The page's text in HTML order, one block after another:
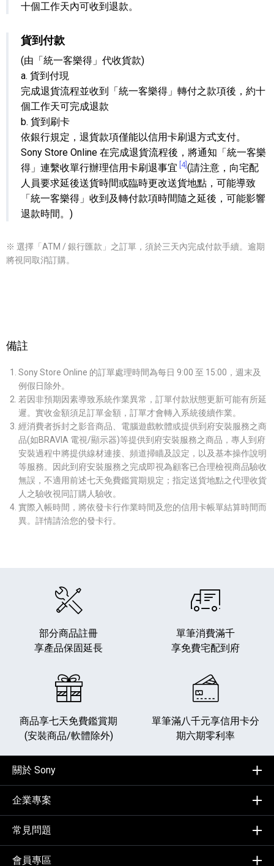
十個工作天內可收到退款。
貨到付款
(由「統一客樂得」代收貨款)
a. 貨到付現
完成退貨流程並收到「統一客樂得」轉付之款項後，約十
個工作天可完成退款
b. 貨到刷卡
依銀行規定，退貨款項僅能以信用卡刷退方式支付。
Sony Store Online 在完成退貨流程後，將通知「統一客樂
得」連繫收單行辦理信用卡刷退事宜 [4](請注意，向宅配
人員要求延後送貨時間或臨時更改送貨地點，可能導致
「統一客樂得」收到及轉付款項時間隨之延後，可能影響
退款時間。)
※ 選擇「ATM / 銀行匯款」之訂單，須於三天內完成付款手續。逾期
將視同取消訂購。
備註
Sony Store Online 的訂單處理時間為每日 9:00 至 15:00，週末及
例假日除外。
若因非預期因素導致系統作業異常，訂單付款狀態更新可能有所延
遲。實收金額須足訂單金額，訂單才會轉入系統後續作業。
經消費者拆封之影音商品、電腦遊戲軟體或提供到府安裝服務之商
品(如BRAVIA 電視/顯示器)等提供到府安裝服務之商品，專人到府
安裝過程中將提供線材連接、頻道掃瞄及設定，以及基本操作說明
等服務。因此到府安裝服務之完成即視為顧客已合理檢視商品驗收
無誤，不適用前述七天免費鑑賞期規定；指定送貨地點之代理收貨
人之驗收視同訂購人驗收。
實際入帳時間，將依發卡行作業時間及您的信用卡帳單結算時間而
異。詳情請洽您的發卡行。
部分商品註冊
享產品保固延長
單筆消費滿千
享免費宅配到府
商品享七天免費鑑賞期
(安裝商品/軟體除外)
單筆滿八千元享信用卡分
期六期零利率
關於 Sony
企業專案
常見問題
會員專區